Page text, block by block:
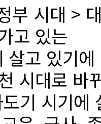
부 시대 >
고 있는
고 있기에
시대로 바
기 시기에